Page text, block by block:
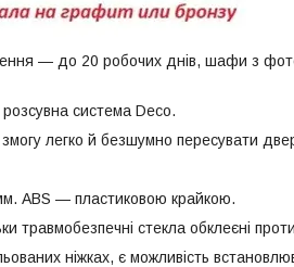
— до 20 робочих днів, шафи з
система Deco.
легко й безшумно пересувати
ABS — пластиковою крайкою.
стекла обклеєні
ніжках, є можливість